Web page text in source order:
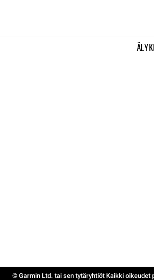
© Garmin Ltd. tai sen tytäryhtiöt Kaikki oikeudet